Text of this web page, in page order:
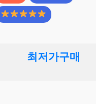
최저가구매